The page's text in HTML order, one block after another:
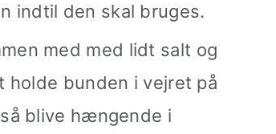
indtil den skal bruges.
med med lidt salt og
holde bunden i vejret på
blive hængende i